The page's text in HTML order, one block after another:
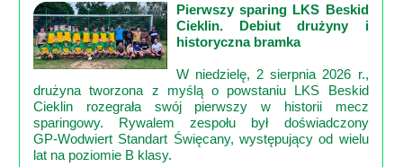
Pierwszy sparing LKS Beskid
Cieklin. Debiut drużyny i
historyczna bramka
W niedzielę, 2 sierpnia 2026 r.,
drużyna tworzona z myślą o powstaniu LKS Beskid
Cieklin rozegrała swój pierwszy w historii mecz
sparingowy. Rywalem zespołu był doświadczony
GP‑Wodwiert Standart Święcany, występujący od wielu
lat na poziomie B klasy.